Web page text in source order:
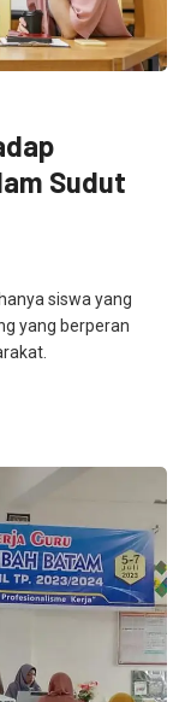
Sudut
siswa yang
yang berperan